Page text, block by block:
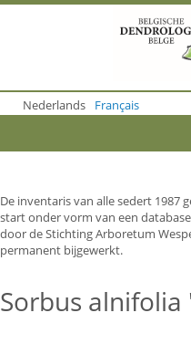
o
m
o
n
t
e
n
Nederlands Français
De inventaris van alle sedert 1987
start onder vorm van een
door de Stichting Arboretum
permanent bijgewerkt.
Sorbus alnifolia